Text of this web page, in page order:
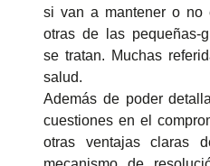
si van a mantener o no
otras de las pequeñas-
se tratan. Muchas
salud.
Además de poder
cuestiones en el
otras ventajas claras